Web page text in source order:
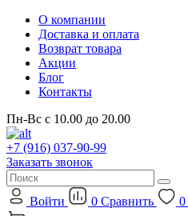
О компании
Доставка и оплата
Возврат товара
Акции
Блог
Контакты
Пн-Вс с 10.00 до 20.00
+7 (916) 037-90-99
Заказать звонок
Войти 0 Сравнить 0